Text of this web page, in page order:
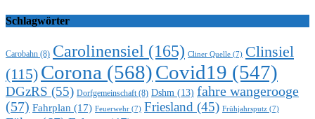
Schlagwörter
Carobahn (8) Carolinensiel (165) Cliner Quelle (7) Clinsiel
(115) Corona (568)Covid19 (547)
DGzRS (55) Dorfgemeinschaft(8) Dshm (13) fahre wangerooge
(57) Fahrplan (17) Feuerwehr (7) Friesland (45) Frühjahrsputz (7)